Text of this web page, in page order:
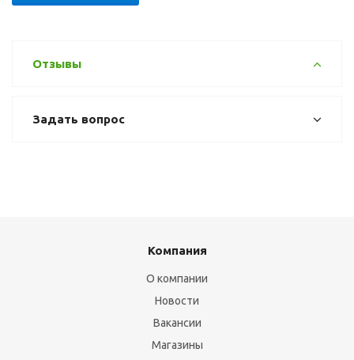
Отзывы
Задать вопрос
Компания
О компании
Новости
Вакансии
Магазины